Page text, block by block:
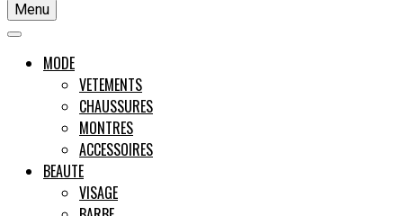
Pas si
Un guide pour l'homme moderne
Menu
MODE
VETEMENTS
CHAUSSURES
MONTRES
ACCESSOIRES
BEAUTE
VISAGE